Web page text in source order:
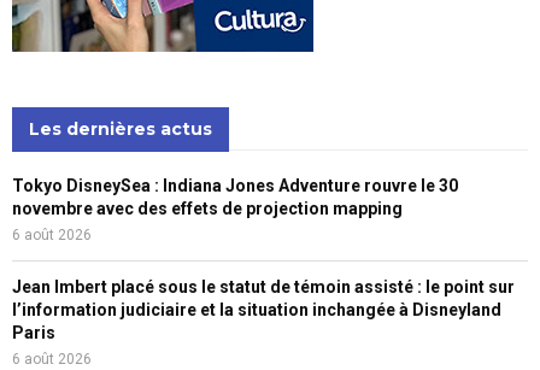
Les dernières actus
Tokyo DisneySea : Indiana Jones Adventure rouvre le 30
novembre avec des effets de projection mapping
6 août 2026
Jean Imbert placé sous le statut de témoin assisté : le point sur
l’information judiciaire et la situation inchangée à Disneyland
Paris
6 août 2026